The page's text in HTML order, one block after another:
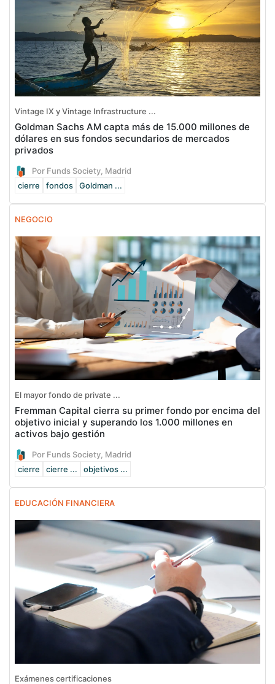
Vintage IX y Vintage Infrastructure ...
Goldman Sachs AM capta más de 15.000 millones de
dólares en sus fondos secundarios de mercados
privados
Por Funds Society, Madrid
cierre
fondos Goldman ...
NEGOCIO
El mayor fondo de private ...
Fremman Capital cierra su primer fondo por encima del
objetivo inicial y superando los 1.000 millones en
activos bajo gestión
Por Funds Society, Madrid
cierre
cierre ... objetivos ...
EDUCACIÓN FINANCIERA
Exámenes certificaciones